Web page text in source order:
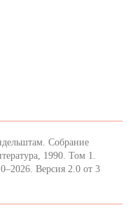
Собрание
1990. Том 1.
Версия 2.0 от 3